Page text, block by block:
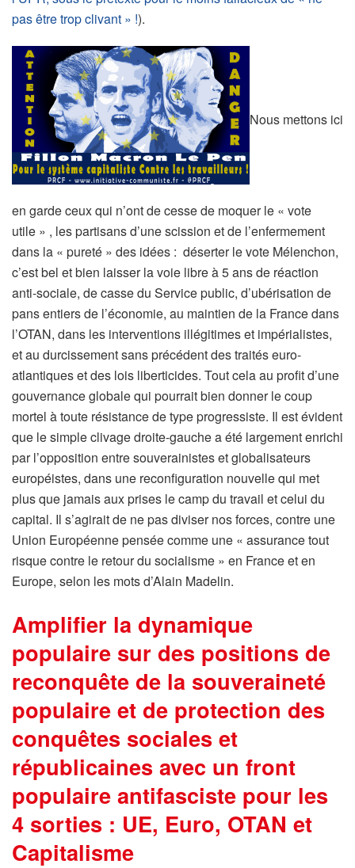
pas être trop clivant » !).
Nous mettons ici
en garde ceux qui n’ont de cesse de moquer le « vote
utile » , les partisans d’une scission et de l’enfermement
dans la « pureté » des idées : déserter le vote Mélenchon,
c’est bel et bien laisser la voie libre à 5 ans de réaction
anti-sociale, de casse du Service public, d’ubérisation de
pans entiers de l’économie, au maintien de la France dans
l’OTAN, dans les interventions illégitimes et impérialistes,
et au durcissement sans précédent des traités euro-
atlantiques et des lois liberticides. Tout cela au profit d’une
gouvernance globale qui pourrait bien donner le coup
mortel à toute résistance de type progressiste. Il est évident
que le simple clivage droite-gauche a été largement enrichi
par l’opposition entre souverainistes et globalisateurs
européistes, dans une reconfiguration nouvelle qui met
plus que jamais aux prises le camp du travail et celui du
capital. Il s’agirait de ne pas diviser nos forces, contre une
Union Européenne pensée comme une « assurance tout
risque contre le retour du socialisme » en France et en
Europe, selon les mots d’Alain Madelin.
Amplifier la dynamique
populaire sur des positions de
reconquête de la souveraineté
populaire et de protection des
conquêtes sociales et
républicaines avec un front
populaire antifasciste pour les
4 sorties : UE, Euro, OTAN et
Capitalisme